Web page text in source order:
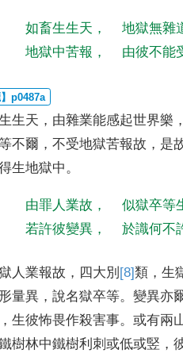
如畜生生天 ，
地獄無雜
地獄中苦報 ， 由彼不能
生天 ， 由雜業能感起世界樂
不爾 ，不受地獄苦報故 ， 是
生地獄中 。
由罪人業故 ，
似獄卒等
若許彼變異 ， 於識何不
人業報故 ， 四大別 [8]類 ，生
量異 ，說名獄卒等。變異亦
，生彼怖畏作殺害事。或有兩
樹林中鐵樹利刺或低或竪 ，